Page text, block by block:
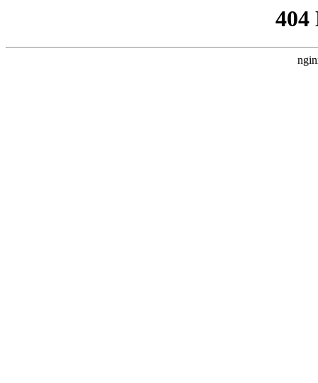
404